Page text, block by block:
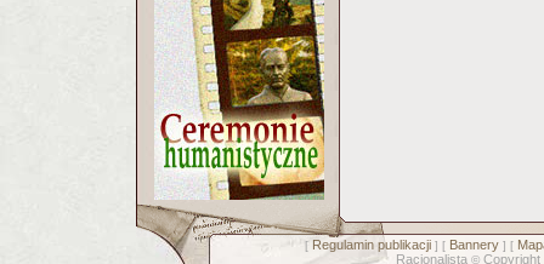
[ Regulamin publikacji] [ Bannery] [
Racjonalista © Copyright